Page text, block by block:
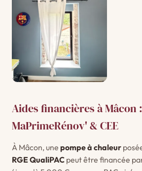
Aides financières à Mâcon :
MaPrimeRénov' & CEE
À Mâcon, une pompe à chaleur
RGE QualiPAC peut être financée